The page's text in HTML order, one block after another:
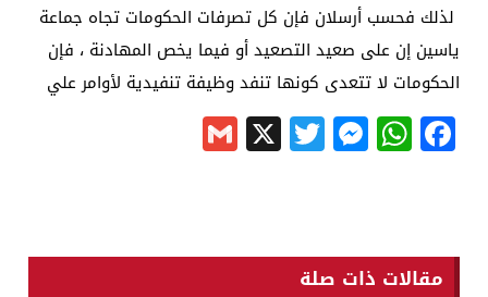
لذلك فحسب أرسلان فإن كل تصرفات الحكومات تجاه جماعة
ياسين إن على صعيد التصعيد أو فيما يخص المهادنة ، فإن
الحكومات لا تتعدى كونها تنفد وظيفة تنفيدية لأوامر علي
Facebook
WhatsApp
Messenger
Twitter
X
مقالات ذات صلة